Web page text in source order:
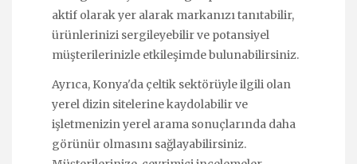
aktif olarak yer alarak markanızı tanıtabilir,
ürünlerinizi sergileyebilir ve potansiyel
müşterilerinizle etkileşimde bulunabilirsiniz.
Ayrıca, Konya'da çeltik sektörüyle ilgili olan
yerel dizin sitelerine kaydolabilir ve
işletmenizin yerel arama sonuçlarında daha
görünür olmasını sağlayabilirsiniz.